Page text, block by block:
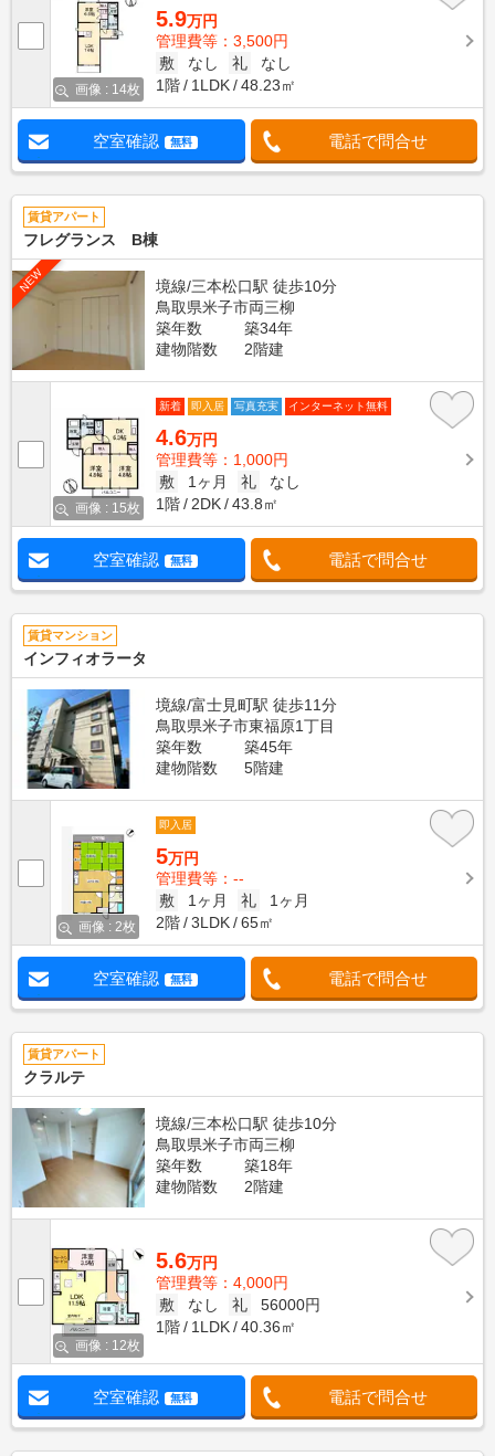
画像 : 14枚
5.9万円
管理費等：3,500円
敷
なし 礼
なし
1階
1LDK 48.23㎡
空室確認 無料 電話で問合せ
賃貸アパート
フレグランス B棟
NEW
境線/三本松口駅 徒歩10分
鳥取県米子市両三柳
築年数
築34年
建物階数
2階建
画像 : 15枚
新着 即入居 写真充実 インターネット無料
4.6万円
管理費等：1,000円
敷
1ヶ月 礼
なし
1階
2DK 43.8㎡
空室確認 無料 電話で問合せ
賃貸マンション
インフィオラータ
境線/富士見町駅 徒歩11分
鳥取県米子市東福原1丁目
築年数
築45年
建物階数
5階建
画像 : 2枚
即入居
5万円
管理費等：--
敷
1ヶ月 礼
1ヶ月
2階
3LDK 65㎡
空室確認 無料 電話で問合せ
賃貸アパート
クラルテ
境線/三本松口駅 徒歩10分
鳥取県米子市両三柳
築年数
築18年
建物階数
2階建
画像 : 12枚
5.6万円
管理費等：4,000円
敷
なし 礼
56000円
1階
1LDK 40.36㎡
空室確認 無料 電話で問合せ